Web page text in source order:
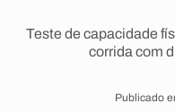
Teste de capacidade
corrida com
Publicado